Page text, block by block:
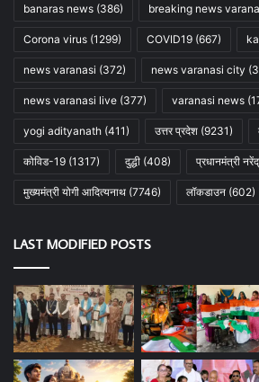
banaras news (386) breaking news
Corona virus (1299) COVID19 (667)
news varanasi (372) news varanasi city
news varanasi live (377) varanasi news
yogi adityanath (411) उत्तर प्रदेश (9231)
कोविड-19 (1317) दुद्धी (408) प्रधानमंत्री
मुख्यमंत्री योगी आदित्यनाथ (7746) लॉकडाउन (602)
LAST MODIFIED POSTS